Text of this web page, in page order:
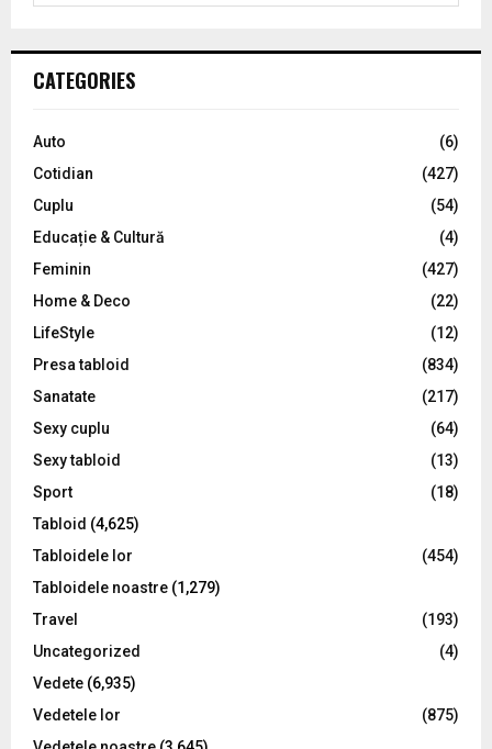
h
o
:
C
CATEGORIES
Auto
(6)
Cotidian
(427)
Cuplu
(54)
Educație & Cultură
(4)
Feminin
(427)
Home & Deco
(22)
LifeStyle
(12)
Presa tabloid
(834)
Sanatate
(217)
Sexy cuplu
(64)
Sexy tabloid
(13)
Sport
(18)
Tabloid (4,625)
Tabloidele lor
(454)
Tabloidele noastre (1,279)
Travel
(193)
Uncategorized
(4)
Vedete (6,935)
Vedetele lor
(875)